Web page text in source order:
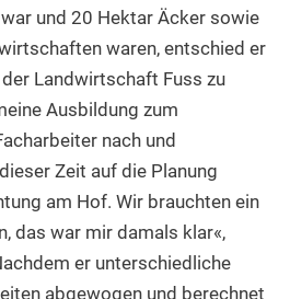
und 20 Hektar Äcker sowie
waren, entschied er
Landwirtschaft Fuss zu
Ausbildung zum
nach und
Zeit auf die Planung
am Hof. Wir brauchten ein
das war mir damals klar«,
er unterschiedliche
abgewogen und berechnet